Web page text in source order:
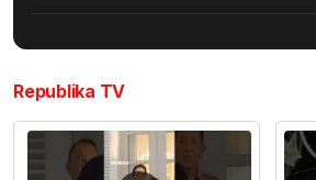
Republika TV